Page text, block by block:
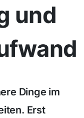
und
Dinge im
Erst